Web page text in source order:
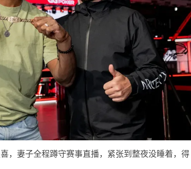
，妻子全程蹲守赛事直播，紧张到整夜没睡着，得